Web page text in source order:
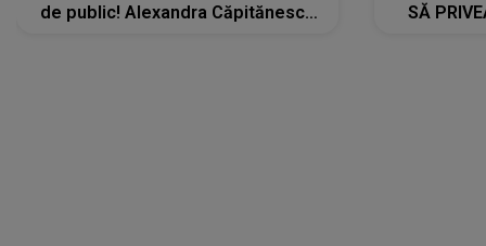
de public! Alexandra Căpitănescu
SĂ